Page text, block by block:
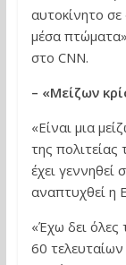
αυτοκίνητο
μέσα
στο CNN.
– «Μείζων
«Είναι μια
της
έχει
αναπτυχθεί η
«Έχω δει όλες
60 τελευταίων